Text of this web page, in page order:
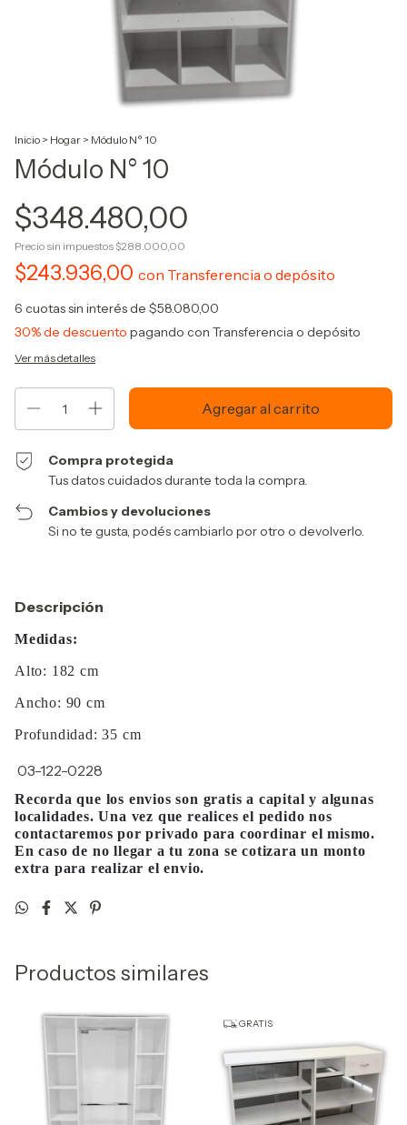
Inicio > Hogar > Módulo N° 10
Módulo N° 10
$348.480,00
Precio sin impuestos $288.000,00
$243.936,00 con Transferencia o depósito
6 cuotas sin interés de $58.080,00
30% de descuento pagando con Transferencia o depósito
Ver más detalles
Compra protegida
Tus datos cuidados durante toda la compra.
Cambios y devoluciones
Si no te gusta, podés cambiarlo por otro o devolverlo.
Descripción
Medidas:
Alto: 182 cm
Ancho: 90 cm
Profundidad: 35 cm
03-122-0228
Recorda que los envios son gratis a capital y algunas
localidades. Una vez que realices el pedido nos
contactaremos por privado para coordinar el mismo.
En caso de no llegar a tu zona se cotizara un monto
extra para realizar el envio.
Productos similares
GRATIS